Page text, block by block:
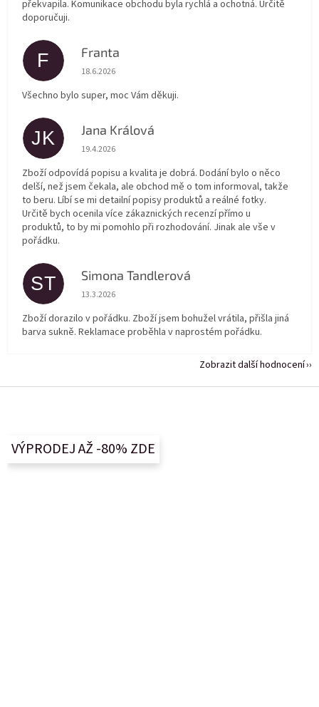
překvapila. Komunikace obchodu byla rychlá a ochotná. Určitě
doporučuji.
F Franta
Hodnocení obchodu je 5 z 5 hvězdiček.
18.6.2026
Všechno bylo super, moc Vám děkuji.
JK Jana Králová
Hodnocení obchodu je 5 z 5 hvězdiček.
19.4.2026
Zboží odpovídá popisu a kvalita je dobrá. Dodání bylo o něco
delší, než jsem čekala, ale obchod mě o tom informoval, takže
to beru. Líbí se mi detailní popisy produktů a reálné fotky.
Určitě bych ocenila více zákaznických recenzí přímo u
produktů, to by mi pomohlo při rozhodování. Jinak ale vše v
pořádku.
ST Simona Tandlerová
Hodnocení obchodu je 5 z 5 hvězdiček.
13.3.2026
Zboží dorazilo v pořádku. Zboží jsem bohužel vrátila, přišla jiná
barva sukně. Reklamace proběhla v naprostém pořádku.
Zobrazit další hodnocení
VÝPRODEJ AŽ -80% ZDE